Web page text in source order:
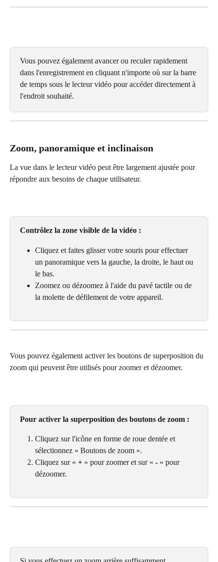
Vous pouvez également avancer ou reculer rapidement
dans l'enregistrement en cliquant n'importe où sur la barre
de temps sous le lecteur vidéo pour accéder directement à
l'endroit souhaité.
Zoom, panoramique et inclinaison
La vue dans le lecteur vidéo peut être largement ajustée pour
répondre aux besoins de chaque utilisateur.
Contrôlez la zone visible de la vidéo :
Cliquez et faites glisser votre souris pour effectuer
un panoramique vers la gauche, la droite, le haut ou
le bas.
Zoomez ou dézoomez à l'aide du pavé tactile ou de
la molette de défilement de votre appareil.
Vous pouvez également activer les boutons de superposition du
zoom qui peuvent être utilisés pour zoomer et dézoomer.
Pour activer la superposition des boutons de zoom :
Cliquez sur l'icône en forme de roue dentée et
sélectionnez « Boutons de zoom ».
Cliquez sur « + » pour zoomer et sur « - » pour
dézoomer.